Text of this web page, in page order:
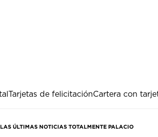
Tarjetas de felicitaciónCartera con
ÚLTIMAS NOTICIAS TOTALMENTE PALACIO